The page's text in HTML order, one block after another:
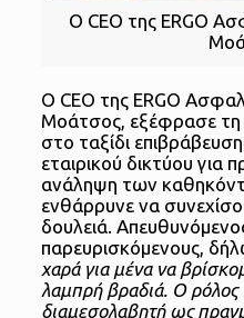
Ο CEO της ERGO
Ο CEO της ERGO
Μοάτσος, εξέφρασε
στο ταξίδι
εταιρικού δικτύου
ανάληψη των
ενθάρρυνε να
δουλειά.
παρευρισκόμενους,
χαρά για μένα να
λαμπρή βραδιά. Ο ρόλος
διαμεσολαβητή ως